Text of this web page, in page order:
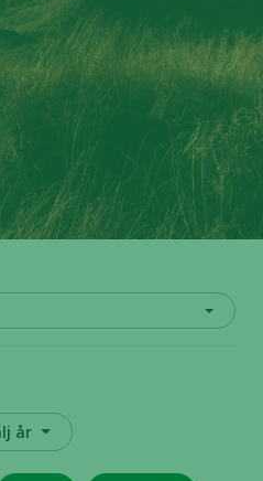
år